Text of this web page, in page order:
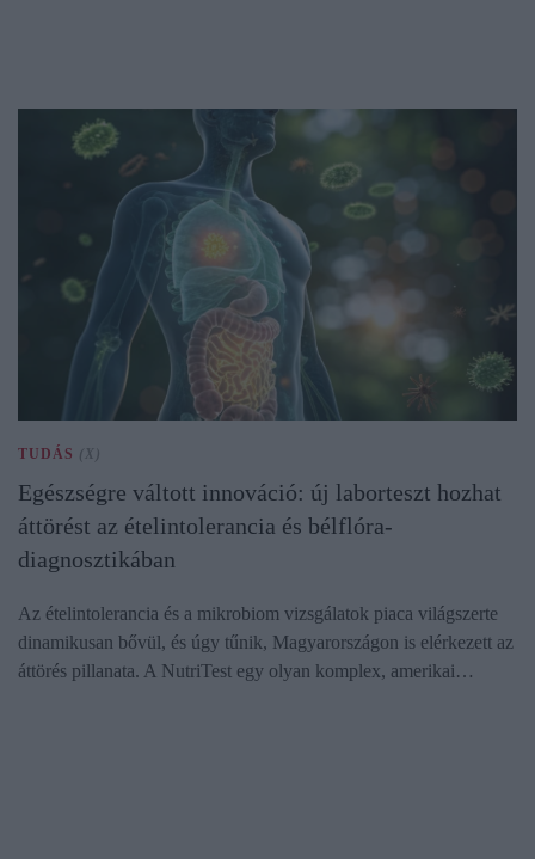
TUDÁS (X)
Egészségre váltott innováció: új laborteszt hozhat
áttörést az ételintolerancia és bélflóra-
diagnosztikában
Az ételintolerancia és a mikrobiom vizsgálatok piaca világszerte
dinamikusan bővül, és úgy tűnik, Magyarországon is elérkezett az
áttörés pillanata. A NutriTest egy olyan komplex, amerikai…